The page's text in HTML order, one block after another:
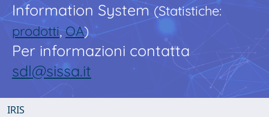
Information System(Statistiche:
prodotti,OA)
Per informazioni contatta
sdl@sissa.it
IRIS